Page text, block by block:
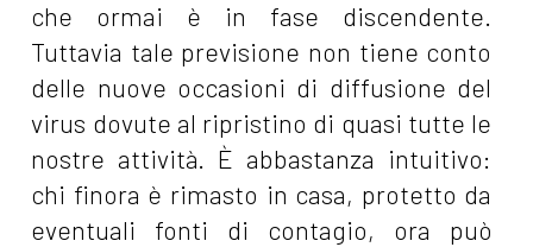
che ormai è in fase discendente.
Tuttavia tale previsione non tiene conto
delle nuove occasioni di diffusione del
virus dovute al ripristino di quasi tutte le
nostre attività. È abbastanza intuitivo:
chi finora è rimasto in casa, protetto da
eventuali fonti di contagio, ora può